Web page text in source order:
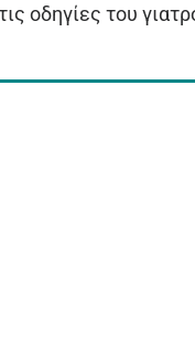
οδηγίες του